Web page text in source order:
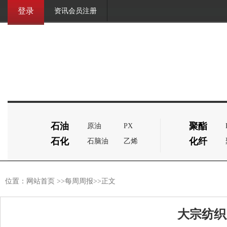
登录 资讯会员注册
石油
石化
原油
石脑油
PX
乙烯
聚酯
化纤
位置： 网站首页 >>每周周报>>正文
大宗纺